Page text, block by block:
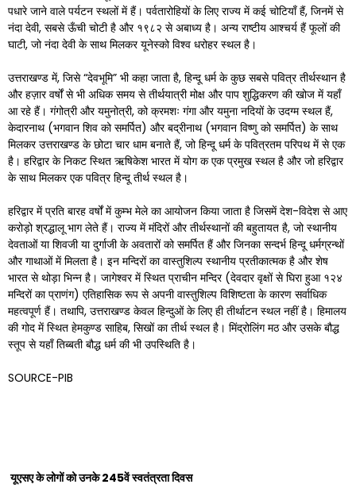
पधारे जाने वाले पर्यटन स्थलों में हैं। पर्वतारोहियों के लिए राज्य में कई चोटियाँ हैं, जिनमें से
नंदा देवी, सबसे ऊँची चोटी है और १९८२ से अबाध्य है। अन्य राष्टीय आश्चर्य हैं फूलों की
घाटी, जो नंदा देवी के साथ मिलकर यूनेस्को विश्व धरोहर स्थल है।
उत्तराखण्ड में, जिसे “देवभूमि” भी कहा जाता है, हिन्दू धर्म के कुछ सबसे पवित्र तीर्थस्थान है
और हज़ार वर्षों से भी अधिक समय से तीर्थयात्री मोक्ष और पाप शुद्धिकरण की खोज में यहाँ
आ रहे हैं। गंगोत्री और यमुनोत्री, को क्रमशः गंगा और यमुना नदियों के उदग्म स्थल हैं,
केदारनाथ (भगवान शिव को समर्पित) और बद्रीनाथ (भगवान विष्णु को समर्पित) के साथ
मिलकर उत्तराखण्ड के छोटा चार धाम बनाते हैं, जो हिन्दू धर्म के पवित्रतम परिपथ में से एक
है। हरिद्वार के निकट स्थित ऋषिकेश भारत में योग क एक प्रमुख स्थल है और जो हरिद्वार
के साथ मिलकर एक पवित्र हिन्दू तीर्थ स्थल है।
हरिद्वार में प्रति बारह वर्षों में कुम्भ मेले का आयोजन किया जाता है जिसमें देश-विदेश से आए
करोड़ो श्रद्धालू भाग लेते हैं। राज्य में मंदिरों और तीर्थस्थानों की बहुतायत है, जो स्थानीय
देवताओं या शिवजी या दुर्गाजी के अवतारों को समर्पित हैं और जिनका सन्दर्भ हिन्दू धर्मग्रन्थों
और गाथाओं में मिलता है। इन मन्दिरों का वास्तुशिल्प स्थानीय प्रतीकात्मक है और शेष
भारत से थोड़ा भिन्न है। जागेश्वर में स्थित प्राचीन मन्दिर (देवदार वृक्षों से घिरा हुआ १२४
मन्दिरों का प्राणंग) एतिहासिक रूप से अपनी वास्तुशिल्प विशिष्टता के कारण सर्वाधिक
महत्वपूर्ण हैं। तथापि, उत्तराखण्ड केवल हिन्दुओं के लिए ही तीर्थाटन स्थल नहीं है। हिमालय
की गोद में स्थित हेमकुण्ड साहिब, सिखों का तीर्थ स्थल है। मिंद्रोलिंग मठ और उसके बौद्ध
स्तूप से यहाँ तिब्बती बौद्ध धर्म की भी उपस्थिति है।
SOURCE-PIB
यूएसए के लोगों को उनके245वें स्वतंत्रता दिवस